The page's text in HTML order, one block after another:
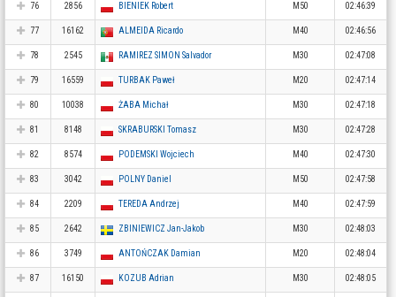
76 2856 BIENIEK Robert M50 02:46:39
77 16162 ALMEIDA Ricardo M40 02:46:56
78 2545 RAMIREZ SIMON Salvador M30 02:47:08
79 16559 TURBAK Paweł M20 02:47:14
80 10038 ŻABA Michał M30 02:47:18
81 8148 SKRABURSKI Tomasz M30 02:47:28
82 8574 PODEMSKI Wojciech M40 02:47:30
83 3042 POLNY Daniel M50 02:47:58
84 2209 TEREDA Andrzej M40 02:47:59
85 2642 ZBINIEWICZ Jan-Jakob M30 02:48:03
86 3749 ANTOŃCZAK Damian M20 02:48:04
87 16150 KOZUB Adrian M30 02:48:05